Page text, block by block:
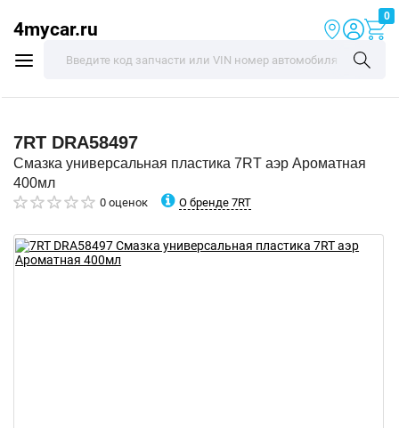
4mycar.ru
0
7RT DRA58497
Смазка универсальная пластика 7RT аэр Ароматная
400мл
0 оценок О бренде 7RT